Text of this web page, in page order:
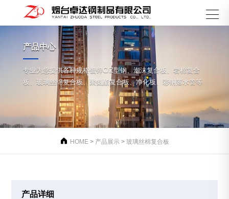
产品中心
专业为您提供各种规格镀锌C/Z型钢、泡沫复合板、岩棉复合
板、玻璃丝绵复合板、聚氨酯复合板、净化板、彩钢落水管等
 HOME > 产品展示 > 玻璃丝棉复合板
产品详细